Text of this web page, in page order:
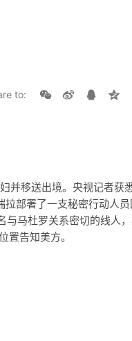
to:
并移送出境。央视记者获悉
部署了一支秘密行动人员
与马杜罗关系密切的线人
置告知美方。